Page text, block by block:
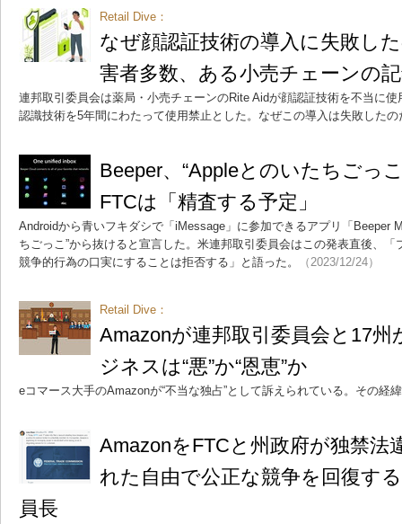
Retail Dive：
なぜ顔認証技術の導入に失敗し
害者多数、ある小売チェーンの
連邦取引委員会は薬局・小売チェーンのRite Aidが顔認証技術を不当に
認識技術を5年間にわたって使用禁止とした。なぜこの導入は失敗したの
Beeper、“Appleとのいたちご
FTCは「精査する予定」
Androidから青いフキダシで「iMessage」に参加できるアプリ「Beeper
ちごっこ”から抜けると宣言した。米連邦取引委員会はこの発表直後、
競争的行為の口実にすることは拒否する」と語った。
（2023/12/24）
Retail Dive：
Amazonが連邦取引委員会と17
ジネスは“悪”か“恩恵”か
eコマース大手のAmazonが“不当な独占”として訴えられている。その経
AmazonをFTCと州政府が独禁
れた自由で公正な競争を回復す
員長